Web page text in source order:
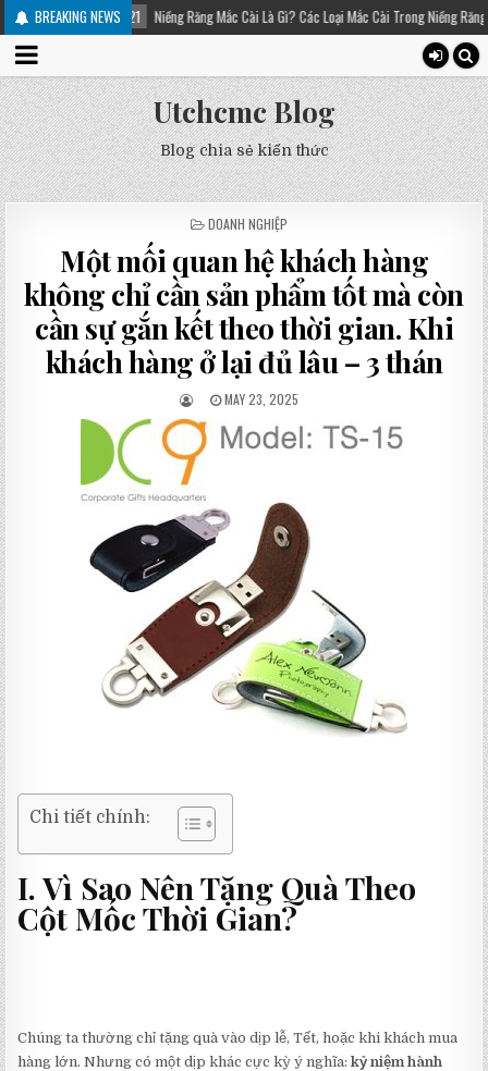
BREAKING NEWS
21 Niềng Răng Mắc Cài Là Gì? Các Loại Mắc Cài Trong Niềng Răng – Platinum Dental
Utchcmc Blog
Blog chia sẻ kiến thức
POSTED
DOANH NGHIỆP
Một mối quan hệ khách hàng
không chỉ cần sản phẩm tốt mà còn
cần sự gắn kết theo thời gian. Khi
khách hàng ở lại đủ lâu – 3 thán
MAY 23, 2025
Chi tiết chính:
I. Vì Sao Nên Tặng Quà Theo
Cột Mốc Thời Gian?
Chúng ta thường chỉ tặng quà vào dịp lễ, Tết, hoặc khi khách mua
hàng lớn. Nhưng có một dịp khác cực kỳ ý nghĩa:kỷ niệm hành